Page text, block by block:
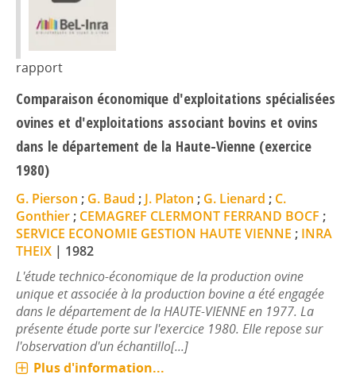
rapport
Comparaison économique d'exploitations spécialisées
ovines et d'exploitations associant bovins et ovins
dans le département de la Haute-Vienne (exercice
1980)
G. Pierson ; G. Baud ; J. Platon ; G. Lienard ; C.
Gonthier; CEMAGREF CLERMONT FERRAND BOCF ;
SERVICE ECONOMIE GESTION HAUTE VIENNE ; INRA
THEIX | 1982
L'étude technico-économique de la production ovine
unique et associée à la production bovine a été engagée
dans le département de la HAUTE-VIENNE en 1977. La
présente étude porte sur l'exercice 1980. Elle repose sur
l'observation d'un échantillo[...]
Plus d'information...